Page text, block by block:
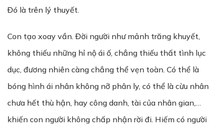
Đó là trên lý thuyết.
Con tạo xoay vần. Đời người như mảnh trăng khuyết,
không thiếu những hỉ nộ ái ố, chẳng thiếu thất tình lục
dục, đương nhiên càng chẳng thể vẹn toàn. Có thể là
bóng hình ái nhân không nỡ phân ly, có thể là cừu nhân
chưa hết thù hận, hay công danh, tài của nhân gian,…
khiến con người không chấp nhận rời đi. Hiếm có người